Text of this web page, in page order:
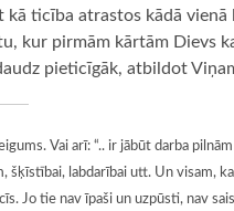
kā ticība atrastos kādā
kur pirmām kārtām Dievs
pieticīgāk, atbildot
Vai arī: “.. ir jābūt darba
šķīstībai, labdarībai utt. Un visam,
Jo tie nav īpaši un uzpūsti, nav